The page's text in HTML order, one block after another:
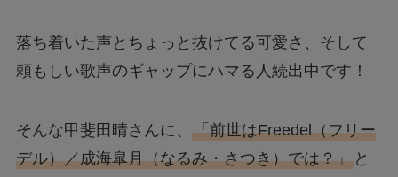
落ち着いた声とちょっと抜けてる可愛さ、そして
頼もしい歌声のギャップにハマる人続出中です！
そんな甲斐田晴さんに、 「前世はFreedel（フリー
デル）／成海皐月（なるみ・さつき）では？」と